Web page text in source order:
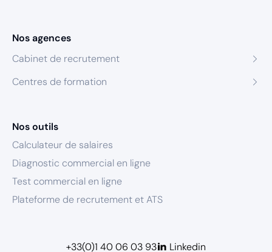
Nos agences
Cabinet de recrutement
Centres de formation
Nos outils
Calculateur de salaires
Diagnostic commercial en ligne
Test commercial en ligne
Plateforme de recrutement et ATS
+33(0)1 40 06 03 93 Linkedin